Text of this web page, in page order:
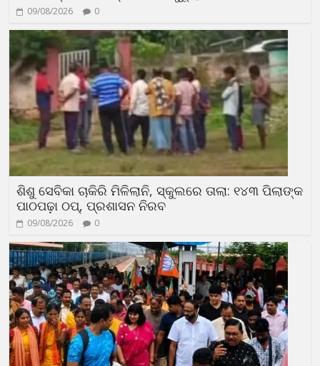
09/08/2026 0
ଶିଶୁ ସେବିକା ଚାକିରି ମିଳିଲାନି, ସ୍କୁଲରେ ତାଲା: ୧୪୩ ପିଲାଙ୍କ
ପାଠପଢ଼ା ଠପ୍, ପ୍ରଶାସନ ନିରବ
09/08/2026 0